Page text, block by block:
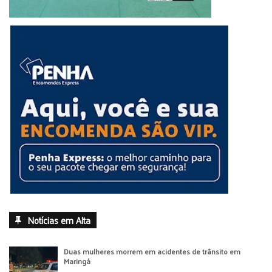
mesmo que os partidos não fechem a federação partidária a
apontado como o favorito para ocupar a presidência da nova
sigla, com Pedro Lupion na vice-presidência.
TOLEDO ZERO
Há mais de um ano, desde o agravamento da pandemia,
Toledo não comemorava o dado recebido na manhã de
quarta-feira (08). Pela primeira vez, desde 26 de maio de
2020, 560 dias no total, o município não registra nenhum
caso confirmado de covid em 24 horas.
DOAÇÃO
O Fundo Estadual de Defesa do Consumidor (Fecon), do
Procon de Maringá. Os equipamentos são direcionados para
Notícias em Alta
Duas mulheres morrem em acidentes de trânsito em
Maringá